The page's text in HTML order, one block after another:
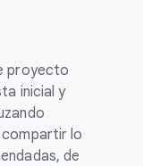
proyecto
inicial y
compartir lo
de